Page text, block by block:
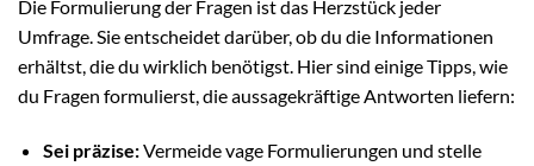
Die Formulierung der Fragen ist das Herzstück jeder
Umfrage. Sie entscheidet darüber, ob du die Informationen
erhältst, die du wirklich benötigst. Hier sind einige Tipps, wie
du Fragen formulierst, die aussagekräftige Antworten liefern:
Sei präzise:Vermeide vage Formulierungen und stelle